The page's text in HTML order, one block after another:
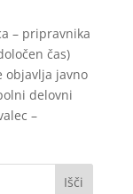
– pripravnika
čas)
objavlja javno
delovni
–